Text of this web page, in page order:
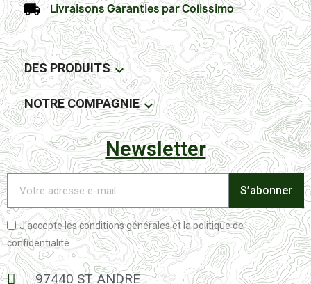
Livraisons Garanties par Colissimo
DES PRODUITS
NOTRE COMPAGNIE
Newsletter
S’abonner
J'accepte les conditions générales et la politique de
confidentialité
97440 ST ANDRE